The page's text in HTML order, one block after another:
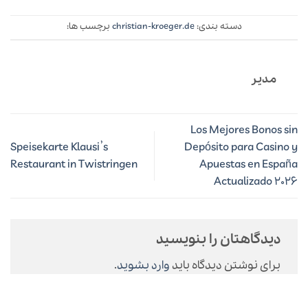
دسته بندی: christian-kroeger.deبرچسب ها:
مدیر
Los Mejores Bonos
Depósito para
Apuestas en
Actualizado
Speisekarte Klausi’s
Restaurant in Twistringen
دیدگاهتان را بنویسید
برای نوشتن دیدگاه بایدوارد بشوید.